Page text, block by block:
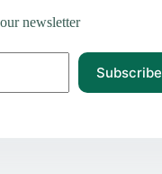
newsletter
Subscribe